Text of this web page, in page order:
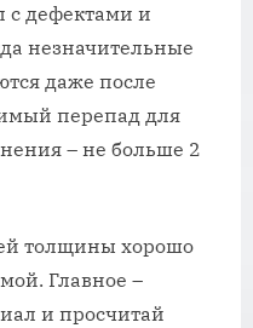
с дефектами и
незначительные
даже после
перепад для
– не больше 2
толщины хорошо
Главное –
и просчитай